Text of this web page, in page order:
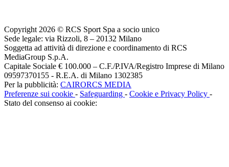
Copyright 2026 © RCS Sport Spa a socio unico
Sede legale: via Rizzoli, 8 – 20132 Milano
Soggetta ad attività di direzione e coordinamento di RCS
MediaGroup S.p.A.
Capitale Sociale € 100.000 – C.F./P.IVA/Registro Imprese di Milano
09597370155 - R.E.A. di Milano 1302385
Per la pubblicità: CAIRORCS MEDIA
Preferenze sui cookie - Safeguarding - Cookie e Privacy Policy -
Stato del consenso ai cookie: